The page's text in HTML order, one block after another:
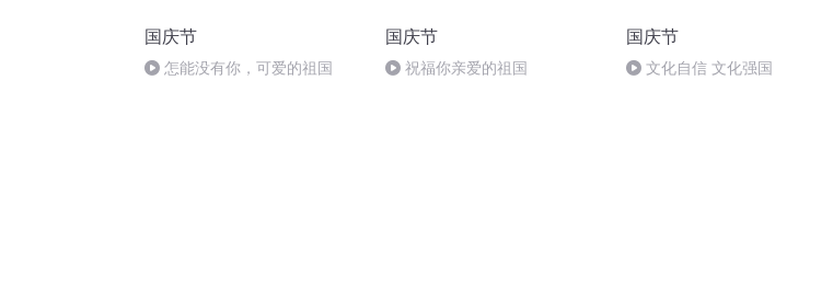
国庆节
怎能没有你，可爱的祖国
国庆节
祝福你亲爱的祖国
国庆节
文化自信 文化强国